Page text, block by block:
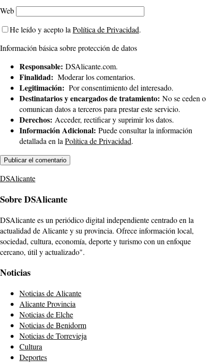
Web
He leído y acepto la Política de Privacidad.
Información básica sobre protección de datos
Responsable: DSAlicante.com.
Finalidad: Moderar los comentarios.
Legitimación: Por consentimiento del interesado.
Destinatarios y encargados de tratamiento: No se ceden o
comunican datos a terceros para prestar este servicio.
Derechos: Acceder, rectificar y suprimir los datos.
Información Adicional: Puede consultar la información
detallada en la Política de Privacidad.
DSAlicante
Sobre DSAlicante
DSAlicante es un periódico digital independiente centrado en la
actualidad de Alicante y su provincia. Ofrece información local,
sociedad, cultura, economía, deporte y turismo con un enfoque
cercano, útil y actualizado".
Noticias
Noticias de Alicante
Alicante Provincia
Noticias de Elche
Noticias de Benidorm
Noticias de Torrevieja
Cultura
Deportes